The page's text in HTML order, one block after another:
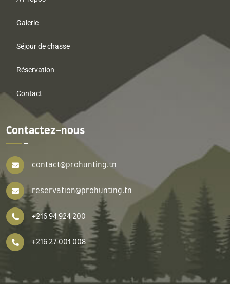
Galerie
Séjour de chasse
Réservation
Contact
Contactez-nous
contact@prohunting.tn
reservation@prohunting.tn
+216 94 924 200
+216 27 001 008